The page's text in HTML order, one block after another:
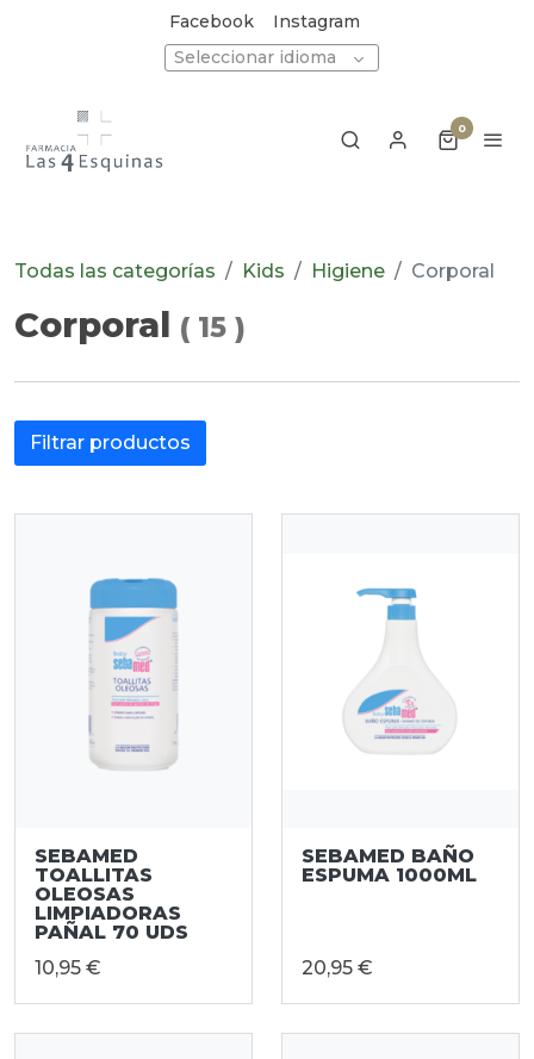
Facebook
Instagram
Seleccionar idioma
0
Todas las categorías Kids Higiene Corporal
Corporal ( 15 )
Filtrar productos
SEBAMED
TOALLITAS
OLEOSAS
LIMPIADORAS
PAÑAL 70 UDS
10,95 €
SEBAMED BAÑO
ESPUMA 1000ML
20,95 €